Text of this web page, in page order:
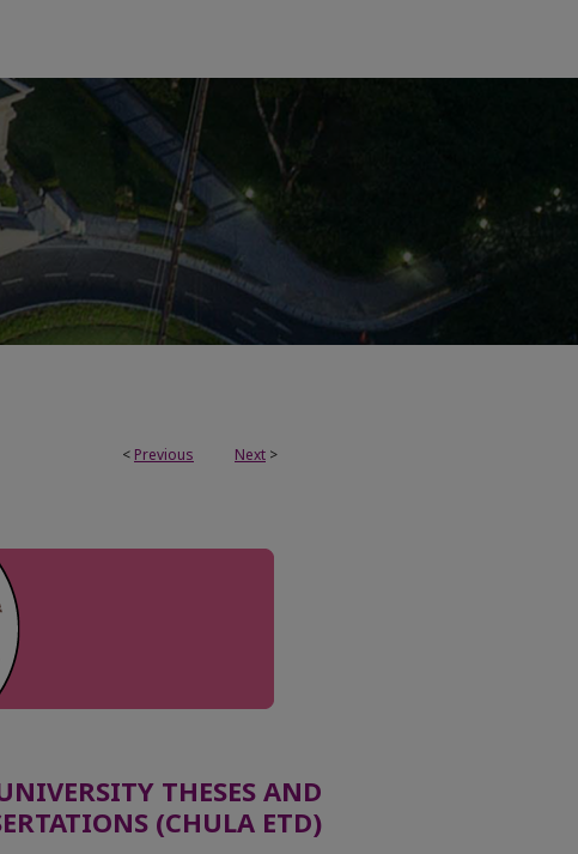
< Previous Next >
THESES AND
(CHULA ETD)